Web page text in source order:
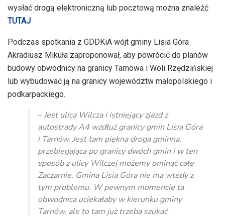
wysłać drogą elektroniczną lub pocztową można znaleźć
TUTAJ
Podczas spotkania z GDDKiA wójt gminy Lisia Góra
Akradiusz Mikuła zaproponował, aby powrócić do planów
budowy obwodnicy na granicy Tarnowa i Woli Rzędzińskiej
lub wybudować ją na granicy województw małopolskiego i
podkarpackiego.
– Jest ulica Wilcza i istniejący zjazd z
autostrady A4 wzdłuż granicy gmin Lisia Góra
i Tarnów. Jest tam piękna droga gminna,
przebiegająca po granicy dwóch gmin i w ten
sposób z ulicy Wilczej możemy ominąć całe
Zaczarnie. Gmina Lisia Góra nie ma wtedy z
tym problemu. W pewnym momencie ta
obwodnica uciekałaby w kierunku gminy
Tarnów, ale to tam już trzeba szukać